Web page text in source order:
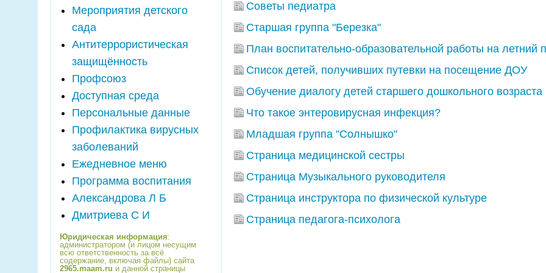
Мероприятия детского
сада
Антитеррористическая
защищённость
Профсоюз
Доступная среда
Персональные данные
Профилактика вирусных
заболеваний
Ежедневное меню
Программа воспитания
Александрова Л Б
Дмитриева С И
Юридическая информация:
администратором (и лицом несущим
всю ответственность за всё
содержание, включая файлы) сайта
2965.maam.ru и данной страницы
Советы педиатра
Старшая группа "Березка"
План воспитательно-образовательной работы на летний
Список детей, получивших путевки на посещение ДОУ
Обучение диалогу детей старшего дошкольного возраста
Что такое энтеровирусная инфекция?
Младшая группа "Солнышко"
Страница медицинской сестры
Страница Музыкального руководителя
Страница инструктора по физической культуре
Страница педагога-психолога